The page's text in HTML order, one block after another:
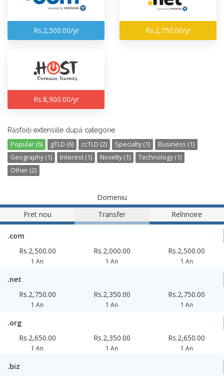
Rs.2,500.00/yr Rs.2,750.00/yr
Rs.8,900.00/yr
Răsfoiți extensiile după categorie
Popular (6) gTLD (6) ccTLD (2) Specialty (1)
Business (1)
Geography (1)
Interest (1) Novelty (1)
Technology (1)
Other (2)
Domeniu
Pret nou
Transfer Reînnoire
.com
Rs.2,500.00
1 An
Rs.2,000.00
1 An
Rs.2,500.00
1 An
.net
Rs.2,750.00
1 An
Rs.2,350.00
1 An
Rs.2,750.00
1 An
.org
Rs.2,650.00
1 An
Rs.2,350.00
1 An
Rs.2,650.00
1 An
.biz